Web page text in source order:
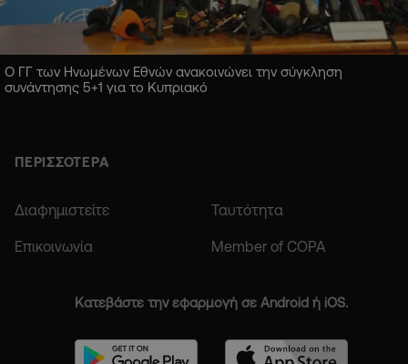
Ο ΓΓ των Ηνωμένων Εθνών ανακοινώνει την σύγκληση
συνάντησης 5+1 για το Κυπριακό
ΠΕΡΙΣΣΟΤΕΡΑ
Διαφημιστείτε Ταυτότητα
Επικοινωνία Member of COPA
Κατεβάστε την εφαρμογή σε Android ή iOS.